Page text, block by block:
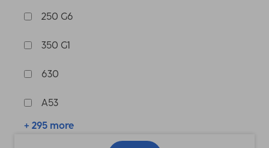
250 G6
350 G1
630
A53
+ 295 more